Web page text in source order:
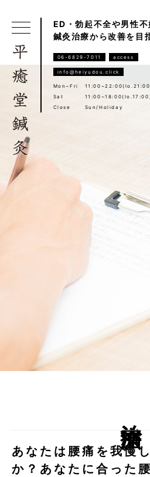
ED・勃起不全や男性
鍼灸治療から改善を目
06-6829-7011 access
info@heiyudou.click
Mon~Fri
Sat
11:00~18:00(lo.17:00)
Close
Sun/Holiday
あなたは腰痛を我慢
か？あなたに合った